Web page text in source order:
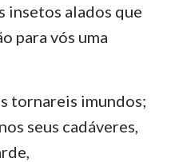
insetos alados que
para vós uma
tornareis imundos;
seus cadáveres,